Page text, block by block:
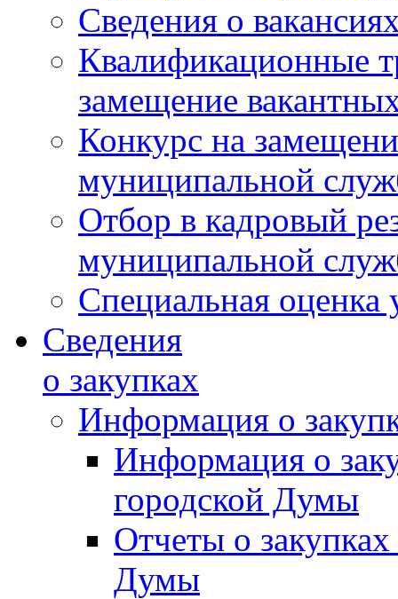
Сведения о
Квалификационные
замещение
Конкурс на
муниципальной
Отбор в кадровый
муниципальной
Специальная оценка
Сведения
о закупках
Информация о
Информация о
городской Думы
Отчеты о
Думы